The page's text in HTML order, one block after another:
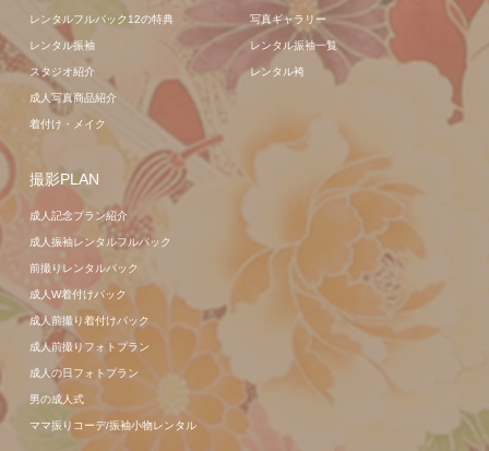
レンタルフルパック12の特典
レンタル振袖
スタジオ紹介
成人写真商品紹介
着付け・メイク
写真ギャラリー
レンタル振袖一覧
レンタル袴
撮影PLAN
成人記念プラン紹介
成人振袖レンタルフルパック
前撮りレンタルパック
成人W着付けパック
成人前撮り着付けパック
成人前撮りフォトプラン
成人の日フォトプラン
男の成人式
ママ振りコーデ/振袖小物レンタル